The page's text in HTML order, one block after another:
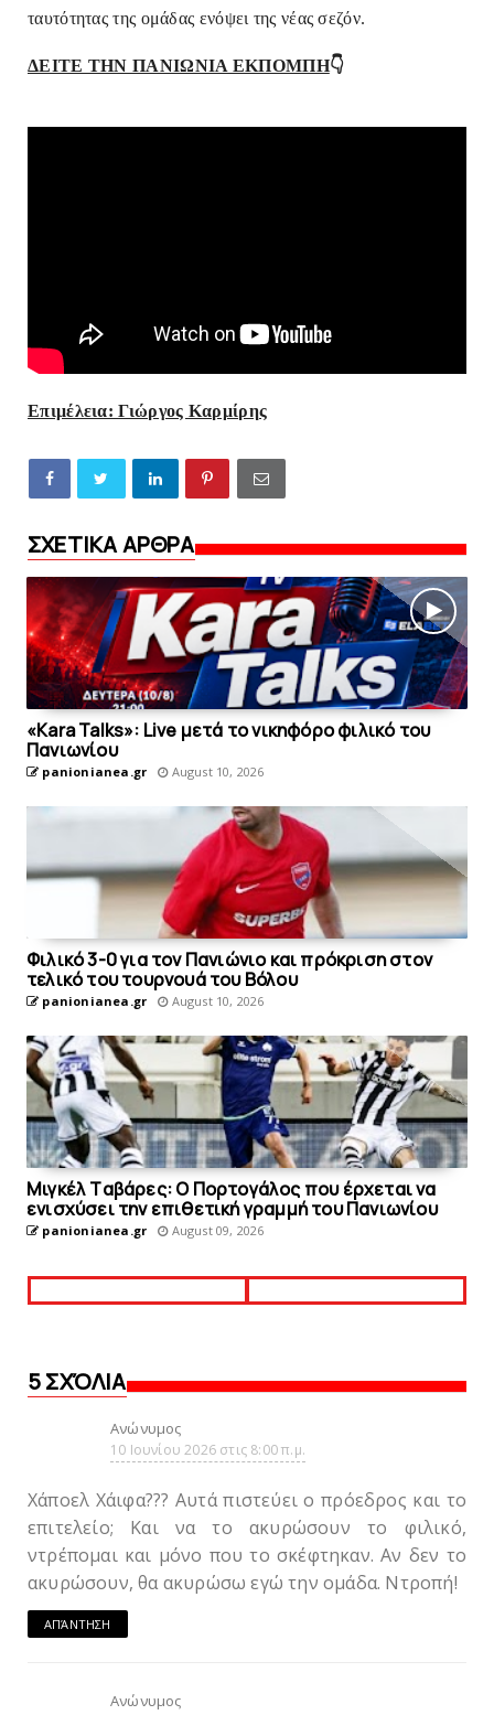
ταυτότητας της ομάδας ενόψει της νέας σεζόν.
ΔΕΙΤΕ ΤΗΝ ΠΑΝΙΩΝΙΑ ΕΚΠΟΜΠΗ👇
Επιμέλεια: Γιώργος Καρμίρης
ΣΧΕΤΙΚΑ ΑΡΘΡΑ
«Kara Talks»: Live μετά το νικηφόρο φιλικό του
Πανιωνίου
panionianea.gr August 10, 2026
Φιλικό 3-0 για τον Πανιώνιο και πρόκριση στον
τελικό του τουρνουά του Bόλου
panionianea.gr August 10, 2026
Mιγκέλ Tαβάρες: O Πορτογάλος που έρχεται να
ενισχύσει την επιθετική γραμμή του Πανιωνίου
panionianea.gr August 09, 2026
5 ΣΧΌΛΙΑ
Ανώνυμος
10 Ιουνίου 2026 στις 8:00 π.μ.
Χάποελ Χάιφα??? Αυτά πιστεύει ο πρόεδρος και το
επιτελείο; Και να το ακυρώσουν το φιλικό,
ντρέπομαι και μόνο που το σκέφτηκαν. Αν δεν το
ακυρώσουν, θα ακυρώσω εγώ την ομάδα. Ντροπή!
ΑΠΆΝΤΗΣΗ
Ανώνυμος